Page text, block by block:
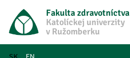
Fakulta zdravotníctva
Katolíckej univerzity
v Ružomberku
SK EN
Hlavné menu